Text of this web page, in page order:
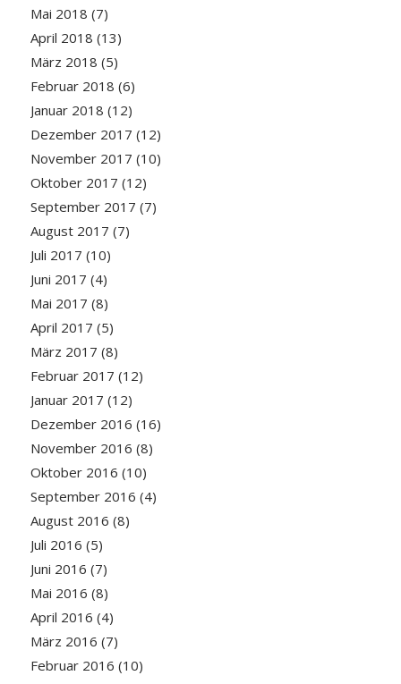
Mai 2018 (7)
April 2018 (13)
März 2018 (5)
Februar 2018 (6)
Januar 2018 (12)
Dezember 2017 (12)
November 2017 (10)
Oktober 2017 (12)
September 2017 (7)
August 2017 (7)
Juli 2017 (10)
Juni 2017 (4)
Mai 2017 (8)
April 2017 (5)
März 2017 (8)
Februar 2017 (12)
Januar 2017 (12)
Dezember 2016 (16)
November 2016 (8)
Oktober 2016 (10)
September 2016 (4)
August 2016 (8)
Juli 2016 (5)
Juni 2016 (7)
Mai 2016 (8)
April 2016 (4)
März 2016 (7)
Februar 2016 (10)